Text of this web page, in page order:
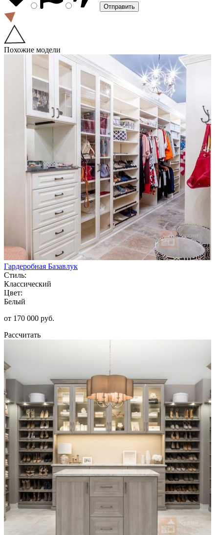
Похожие модели
Гардеробная Базавлук
Стиль:
Классический
Цвет:
Белый
от 170 000 руб.
Рассчитать